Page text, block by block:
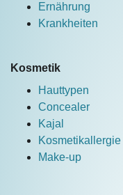
Ernährung
Krankheiten
Kosmetik
Hauttypen
Concealer
Kajal
Kosmetikallergie
Make-up